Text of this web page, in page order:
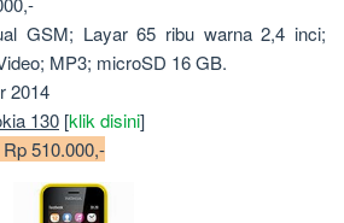
GSM; Layar 65 ribu warna 2,4 inci;
MP3; microSD 16 GB.
2014
130 [klik disini]
510.000,-